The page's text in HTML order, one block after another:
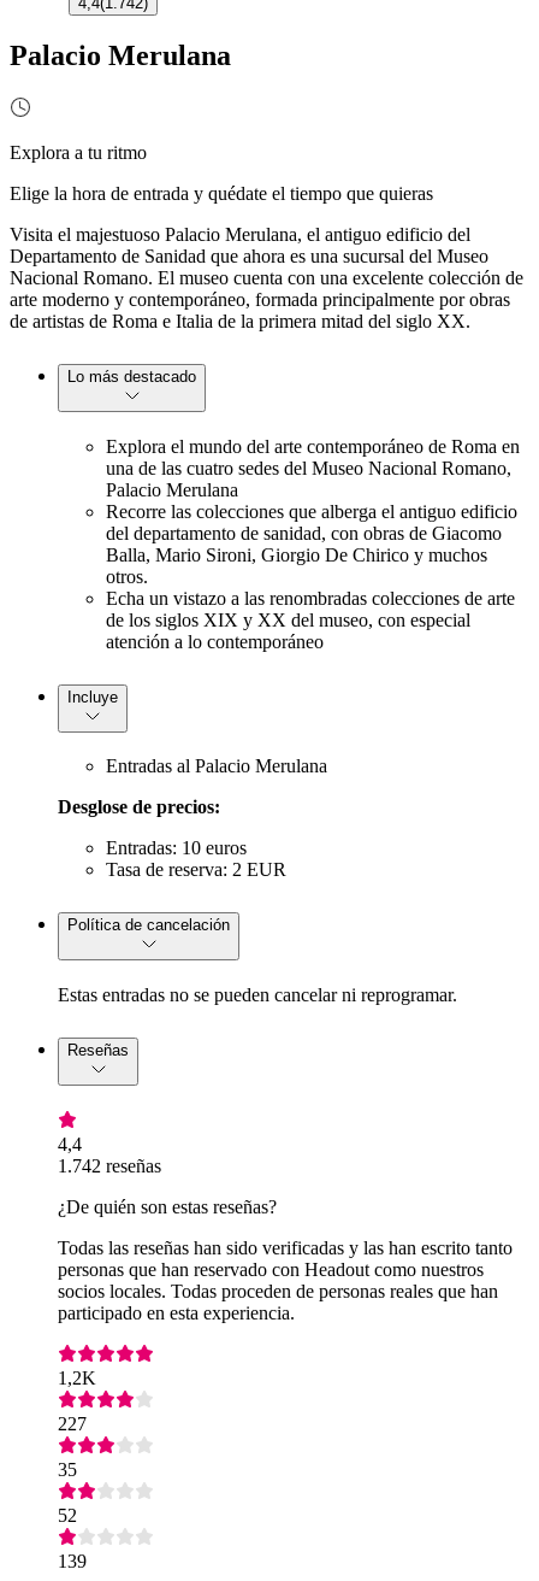
Palacio Merulana
Explora a tu ritmo
Elige la hora de entrada y quédate el tiempo que quieras
Visita el majestuoso Palacio Merulana, el antiguo edificio del
Departamento de Sanidad que ahora es una sucursal del Museo
Nacional Romano. El museo cuenta con una excelente colección de
arte moderno y contemporáneo, formada principalmente por obras
de artistas de Roma e Italia de la primera mitad del siglo XX.
Lo más destacado
Explora el mundo del arte contemporáneo de Roma en
una de las cuatro sedes del Museo Nacional Romano,
Palacio Merulana
Recorre las colecciones que alberga el antiguo edificio
del departamento de sanidad, con obras de Giacomo
Balla, Mario Sironi, Giorgio De Chirico y muchos
otros.
Echa un vistazo a las renombradas colecciones de arte
de los siglos XIX y XX del museo, con especial
atención a lo contemporáneo
Incluye
Entradas al Palacio Merulana
Desglose de precios:
Entradas: 10 euros
Tasa de reserva: 2 EUR
Política de cancelación
Estas entradas no se pueden cancelar ni reprogramar.
Reseñas
4,4
1.742 reseñas
¿De quién son estas reseñas?
Todas las reseñas han sido verificadas y las han escrito tanto
personas que han reservado con Headout como nuestros
socios locales. Todas proceden de personas reales que han
participado en esta experiencia.
1,2K
227
35
52
139